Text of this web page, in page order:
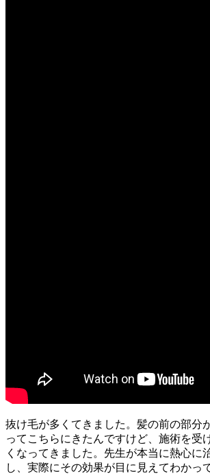
抜け毛が多くてきました。髪の前の部分
ってこちらにきたんですけど、施術を受
くなってきました。先生が本当に熱心に
し、実際にその効果が目に見えてわかっ